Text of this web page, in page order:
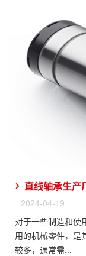
直线轴承生产
2024-04-19
对于一些制造和使
用的机械零件，是
较多，通常需...